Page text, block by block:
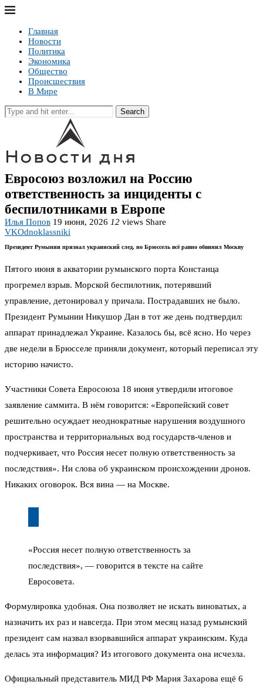
Главная
Новости
Политика
Экономика
Общество
Происшествия
В Мире
Search
Евросоюз возложил на Россию
ответственность за инциденты с
беспилотниками в Европе
Илья Попов 19 июня, 2026 12 views Share
VKOdnoklassniki
Президент Румынии признал украинский след, но Брюссель всё равно обвинил Москву
Пятого июня в акватории румынского порта Констанца
прогремел взрыв. Морской беспилотник, потерявший
управление, детонировал у причала. Пострадавших не было.
Президент Румынии Никушор Дан в тот же день подтвердил:
аппарат принадлежал Украине. Казалось бы, всё ясно. Но через
две недели в Брюсселе приняли документ, который переписал эту
историю начисто.
Участники Совета Евросоюза 18 июня утвердили итоговое
заявление саммита. В нём говорится: «Европейский совет
решительно осуждает неоднократные нарушения воздушного
пространства и территориальных вод государств-членов и
подчеркивает, что Россия несет полную ответственность за
последствия». Ни слова об украинском происхождении дронов.
Никаких оговорок. Вся вина — на Москве.
«Россия несет полную ответственность за
последствия», — говорится в тексте на сайте
Евросовета.
Формулировка удобная. Она позволяет не искать виноватых, а
назначить их раз и навсегда. При этом месяц назад румынский
президент сам назвал взорвавшийся аппарат украинским. Куда
делась эта информация? Из итогового документа она исчезла.
Официальный представитель МИД РФ Мария Захарова ещё 6